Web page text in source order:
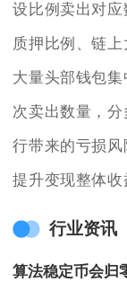
设比例卖出对应
质押比例、链
大量头部钱包
次卖出数量，
行带来的亏损风
提升变现整体收
行业资讯
算法稳定币会归